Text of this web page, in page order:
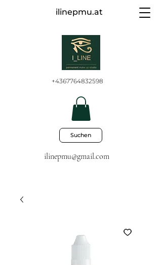
ilinepmu.at
ilinepmu@gmail.com
Suchen
+4367764832598